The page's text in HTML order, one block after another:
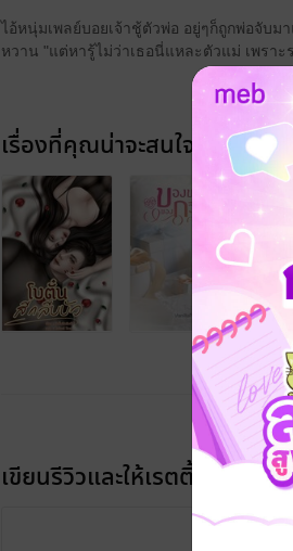
ไอ้หนุ่มเพลย์บอยเจ้าชู้ตัวพ่อ อยู่ๆก็ถูกพ่อจับ
หวาน "แต่หารู้ไม่ว่าเธอนี่แหละตัวแม่ เพราะ
เรื่องที่คุณน่าจะสนใจ
เขียนรีวิวและให้เรตติ้ง
คุ